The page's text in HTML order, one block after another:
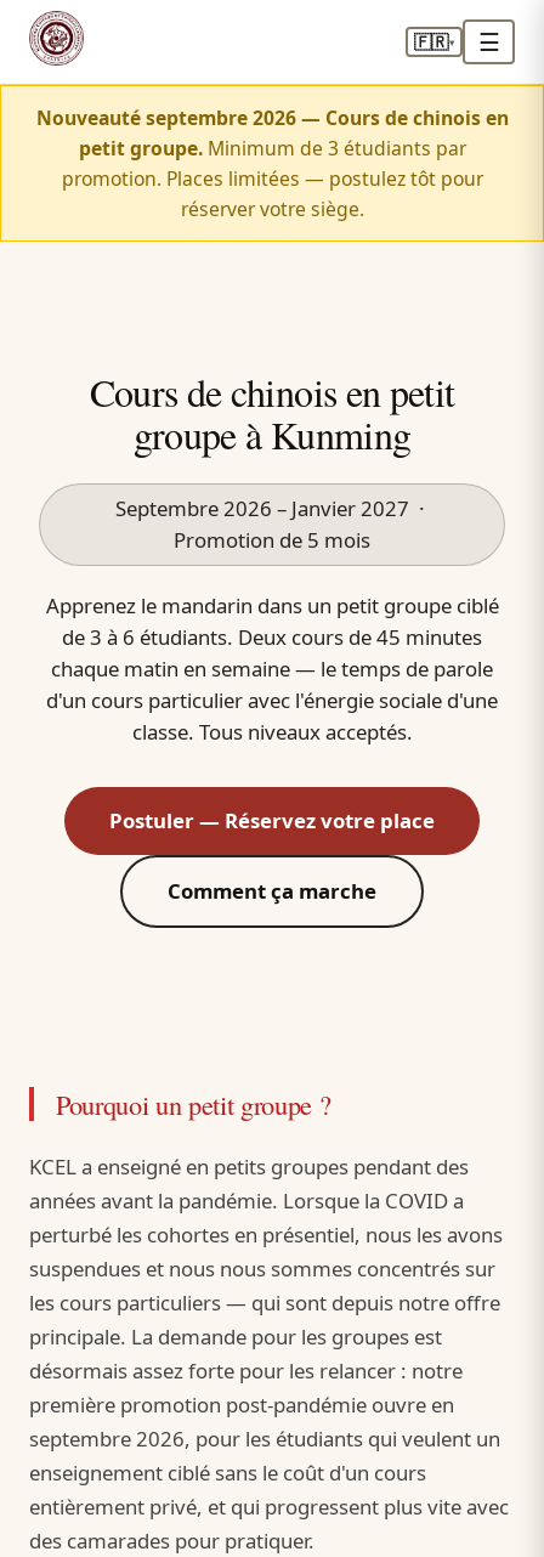
🇫🇷▾ ☰
Nouveauté septembre 2026 — Cours de chinois en
petit groupe.Minimum de 3 étudiants par
promotion. Places limitées — postulez tôt pour
réserver votre siège.
Cours de chinois en petit
groupe à Kunming
Septembre 2026 – Janvier 2027 ·
Promotion de 5 mois
Apprenez le mandarin dans un petit groupe ciblé
de 3 à 6 étudiants. Deux cours de 45 minutes
chaque matin en semaine — le temps de parole
d'un cours particulier avec l'énergie sociale d'une
classe. Tous niveaux acceptés.
Postuler — Réservez votre place
Comment ça marche
Pourquoi un petit groupe ?
KCEL a enseigné en petits groupes pendant des
années avant la pandémie. Lorsque la COVID a
perturbé les cohortes en présentiel, nous les avons
suspendues et nous nous sommes concentrés sur
les cours particuliers — qui sont depuis notre offre
principale. La demande pour les groupes est
désormais assez forte pour les relancer : notre
première promotion post-pandémie ouvre en
septembre 2026, pour les étudiants qui veulent un
enseignement ciblé sans le coût d'un cours
entièrement privé, et qui progressent plus vite avec
des camarades pour pratiquer.